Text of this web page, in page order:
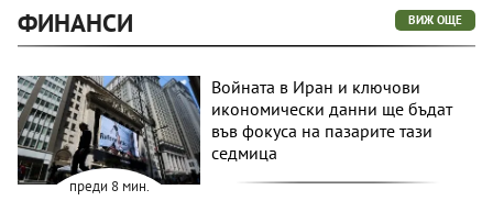
ФИНАНСИ ВИЖ ОЩЕ
преди 8 мин.
Войната в Иран и ключови
икономически данни ще бъдат
във фокуса на пазарите тази
седмица